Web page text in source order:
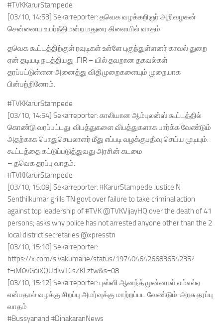
#TVKKarurStampede
[03/10, 14:53] Sekarreporter: தவெக வழக்கறிஞர் அறிவழகன்
சென்னைய உயர்நீதிமன்ற மதுரை கிளையில் வாதம்
தவெக கூட்டத்திற்குள் ரவுடிகள் உள்ளே புகுந்துள்ளனர்.காவல் துறை
ஏன் தடியடி நடத்தியது .FIR – யில் தவறான தகவல்கள்
தரப்பட்டுள்ளன.அனைத்து விதிமுறைகளையும் முறையாக
பின்பற்றினோம்.
#TVKKarurStampede
[03/10, 14:54] Sekarreporter: காலியான ஆம்புலன்ஸ் கூட்டத்தில்
கொண்டு வரப்பட்டது. விபத்துகளை விபத்துகளாக பார்க்க வேண்டும்
அதற்காக பொதுசெயலாளர் மீது எப்படி வழக்குபதிவு செய்ய முடியும்.
கூட்டத்தை கட்டுப்படுத்துவது அரசின் கடமை
– தவெக தரப்பு வாதம்.
#TVKKarurStampede
[03/10, 15:09] Sekarreporter: #KarurStampede Justice N
Senthilkumar grills TN govt over failure to take criminal action
against top leadership of #TVK @TVKVijayHQ over the death of 41
persons; asks why police has not arrested anyone other than the 2
local district secretaries @xpresstn
[03/10, 15:10] Sekarreporter:
https://x.com/sivakumarie/status/1974046426683654235?
t=iM0vGoiXQUdlwTCsZKLztw&s=08
[03/10, 15:12] Sekarreporter: புஸ்ஸி ஆனந்த் முன்னாள் எம்எல்ஏ
என்பதால் வழக்கு சிறப்பு அமர்வுக்கு மாற்றப்பட வேண்டும்: அரசு தரப்பு
வாதம்
#Bussyanand #DinakaranNews